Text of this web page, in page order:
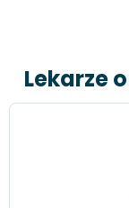
Lekarze